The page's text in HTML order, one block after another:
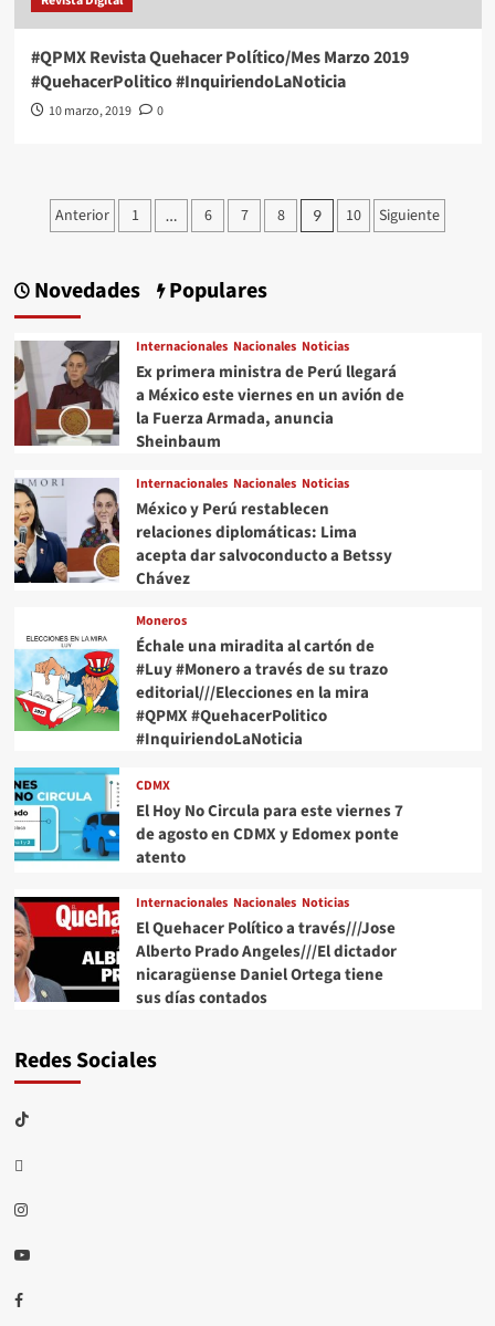
#QPMX Revista Quehacer Político/Mes Marzo 2019
#QuehacerPolitico #InquiriendoLaNoticia
10 marzo, 2019 0
Paginación
entradas
Anterior 1 … 6 7 8 9 10 Siguiente
Novedades Populares
Internacionales Nacionales Noticias
Ex primera ministra de Perú llegará
a México este viernes en un avión de
la Fuerza Armada, anuncia
Sheinbaum
Internacionales Nacionales Noticias
México y Perú restablecen
relaciones diplomáticas: Lima
acepta dar salvoconducto a Betssy
Chávez
Moneros
Échale una miradita al cartón de
#Luy #Monero a través de su trazo
editorial///Elecciones en la mira
#QPMX #QuehacerPolitico
#InquiriendoLaNoticia
CDMX
El Hoy No Circula para este viernes 7
de agosto en CDMX y Edomex ponte
atento
Internacionales Nacionales Noticias
El Quehacer Político a través///Jose
Alberto Prado Angeles///El dictador
nicaragüense Daniel Ortega tiene
sus días contados
Redes Sociales
TikTok
threads
Instagram
Youtube
Facebook